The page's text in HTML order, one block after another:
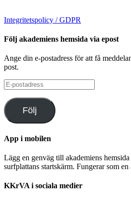
Integritetspolicy / GDPR
Följ akademiens hemsida via epost
Ange din e-postadress för att få
post.
E-
postadress
Följ
App i mobilen
Lägg en genväg till akademiens
surfplattans startskärm. Fungerar som en
KKrVA i sociala medier